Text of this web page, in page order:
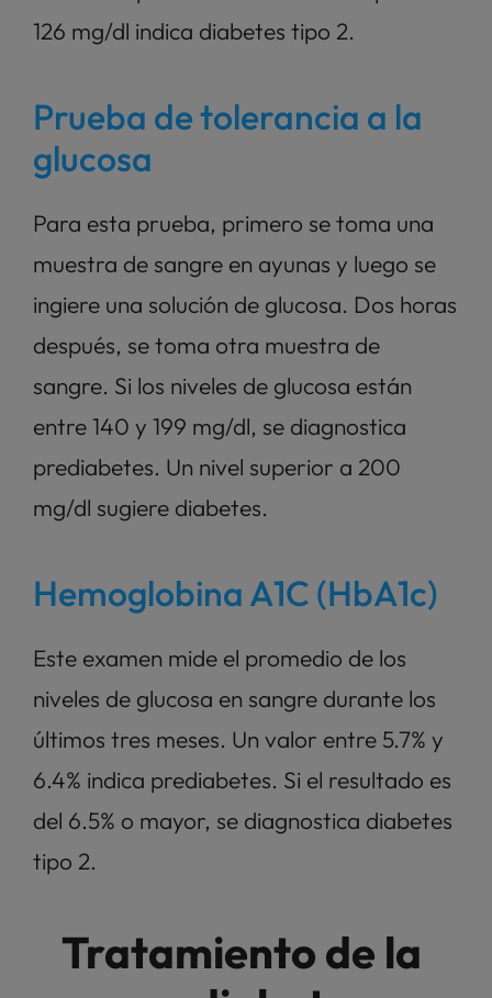
126 mg/dl indica diabetes tipo 2.
Prueba de tolerancia a la
glucosa
Para esta prueba, primero se toma una
muestra de sangre en ayunas y luego se
ingiere una solución de glucosa. Dos horas
después, se toma otra muestra de
sangre. Si los niveles de glucosa están
entre 140 y 199 mg/dl, se diagnostica
prediabetes. Un nivel superior a 200
mg/dl sugiere diabetes.
Hemoglobina A1C (HbA1c)
Este examen mide el promedio de los
niveles de glucosa en sangre durante los
últimos tres meses. Un valor entre 5.7% y
6.4% indica prediabetes. Si el resultado es
del 6.5% o mayor, se diagnostica diabetes
tipo 2.
Tratamiento de la